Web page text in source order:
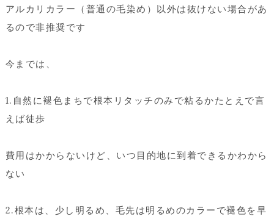
アルカリカラー（普通の毛染め）以外は抜けない場合があ
るので非推奨です
今までは、
1.自然に褪色まちで根本リタッチのみで粘るかたとえで言
えば徒歩
費用はかからないけど、いつ目的地に到着できるかわから
ない
2.根本は、少し明るめ、毛先は明るめのカラーで褪色を早